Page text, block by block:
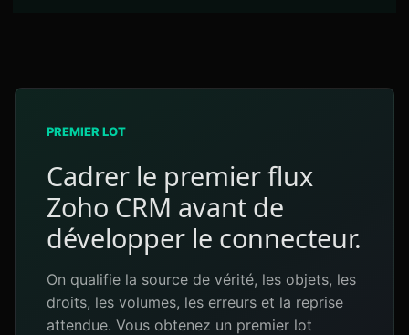
PREMIER LOT
Cadrer le premier flux
Zoho CRM avant de
développer le connecteur.
On qualifie la source de vérité, les objets, les
droits, les volumes, les erreurs et la reprise
attendue. Vous obtenez un premier lot